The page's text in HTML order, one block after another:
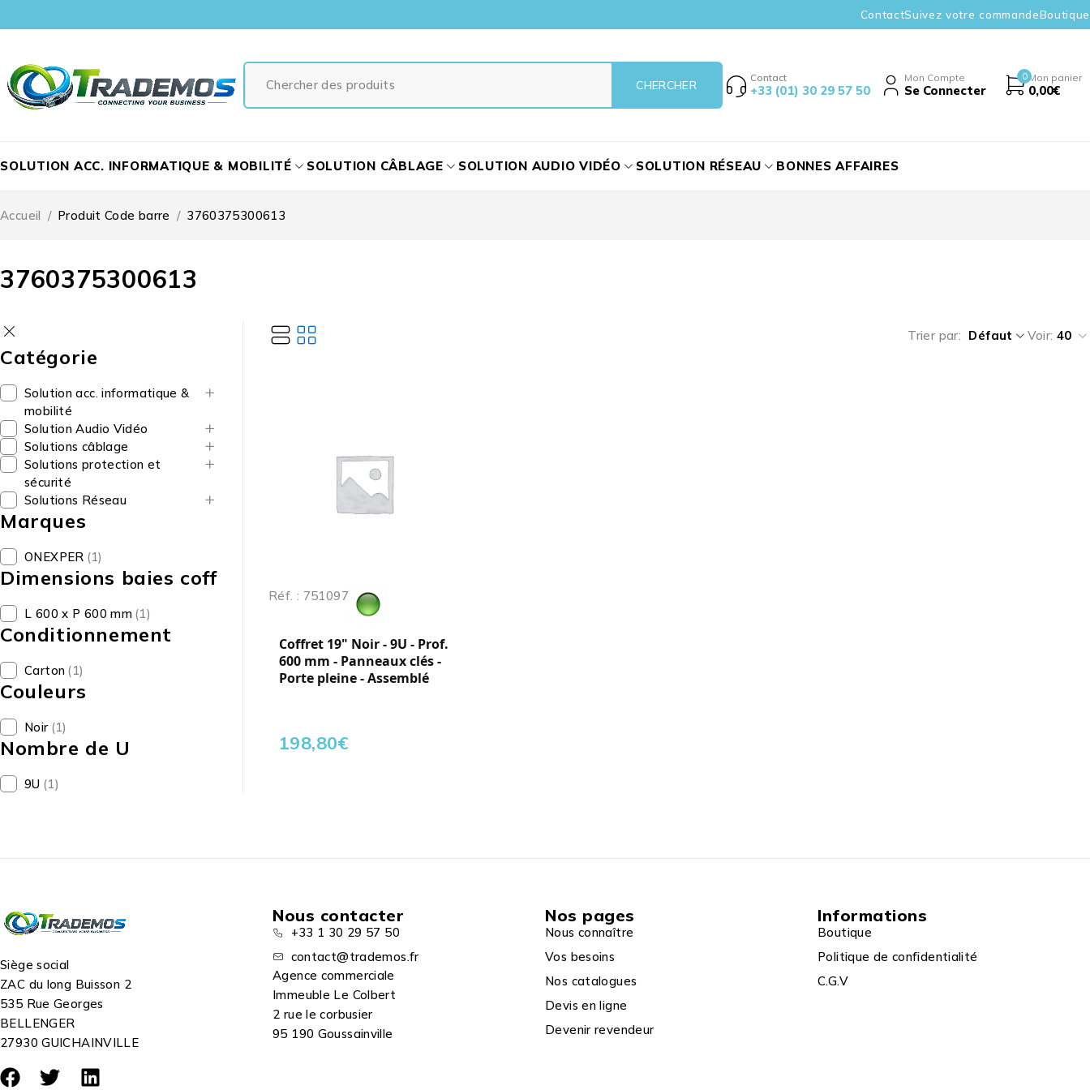
ContactSuivez votre commandeBoutique
Contact
+33 (01) 30 29 57 50
Mon Compte
Se Connecter
0 Mon panier
0,00€
SOLUTION ACC. INFORMATIQUE & MOBILITÉ SOLUTION CÂBLAGE SOLUTION AUDIO VIDÉO SOLUTION RÉSEAU BONNES AFFAIRES
3760375300613
Accueil / Produit Code barre / 3760375300613
Catégorie
Solution acc. informatique &
mobilité
Solution Audio Vidéo
Solutions câblage
Solutions protection et
sécurité
Solutions Réseau
Marques
ONEXPER (1)
Dimensions baies coff
L 600 x P 600 mm (1)
Conditionnement
Carton (1)
Couleurs
Noir (1)
Nombre de U
9U (1)
Trier par Défaut Voir: 40
Réf. : 751097
Coffret 19" Noir - 9U - Prof.
600 mm - Panneaux clés -
Porte pleine - Assemblé
198,80€
Siège social
ZAC du long Buisson 2
535 Rue Georges
BELLENGER
27930 GUICHAINVILLE
Nous contacter
+33 1 30 29 57 50
contact@trademos.fr
Agence commerciale
Immeuble Le Colbert
2 rue le corbusier
95 190 Goussainville
Nos pages
Nous connaître
Vos besoins
Nos catalogues
Devis en ligne
Devenir revendeur
Informations
Boutique
Politique de confidentialité
C.G.V